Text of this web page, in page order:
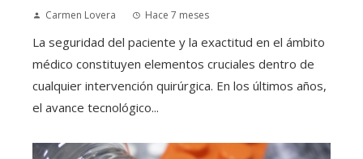
Carmen Lovera Hace 7 meses
La seguridad del paciente y la exactitud en el ámbito
médico constituyen elementos cruciales dentro de
cualquier intervención quirúrgica. En los últimos años,
el avance tecnológico...